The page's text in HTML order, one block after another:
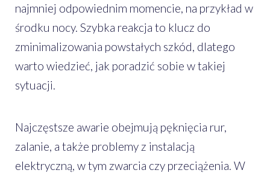
najmniej odpowiednim momencie, na przykład w
środku nocy. Szybka reakcja to klucz do
zminimalizowania powstałych szkód, dlatego
warto wiedzieć, jak poradzić sobie w takiej
sytuacji.
Najczęstsze awarie obejmują pęknięcia rur,
zalanie, a także problemy z instalacją
elektryczną, w tym zwarcia czy przeciążenia. W